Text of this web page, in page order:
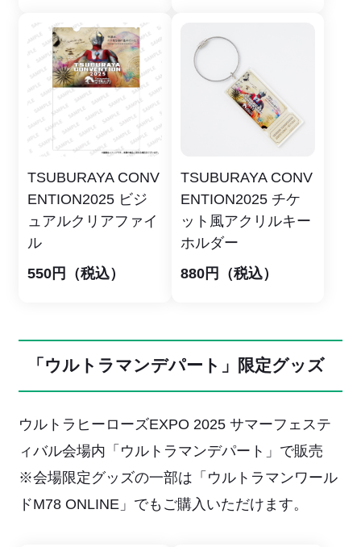
TSUBURAYA CONV
ENTION2025 ビジ
ュアルクリアファイ
ル
550円（税込）
TSUBURAYA CONV
ENTION2025 チケ
ット風アクリルキー
ホルダー
880円（税込）
「ウルトラマンデパート」限定グッズ
ウルトラヒーローズEXPO 2025 サマーフェステ
ィバル会場内「ウルトラマンデパート」で販売
※会場限定グッズの一部は「ウルトラマンワール
ドM78 ONLINE」でもご購入いただけます。